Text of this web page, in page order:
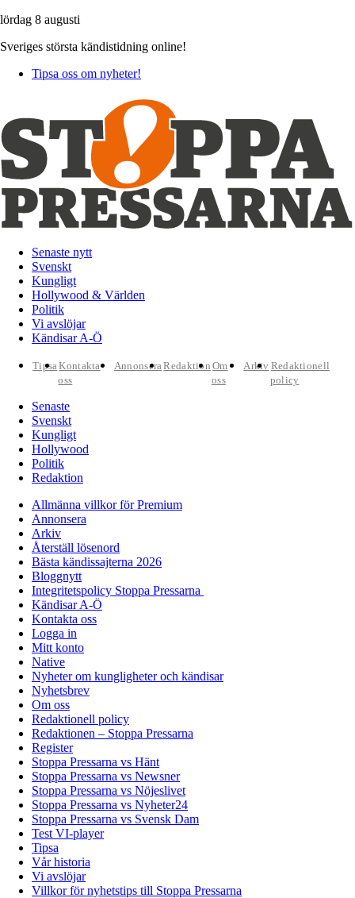
lördag 8 augusti
Sveriges största kändistidning online!
Tipsa oss om nyheter!
Senaste nytt
Svenskt
Kungligt
Hollywood & Världen
Politik
Vi avslöjar
Kändisar A-Ö
TipsaKontakta
oss
AnnonseraRedaktion Om
oss
Arkiv Redaktionell
policy
Senaste
Svenskt
Kungligt
Hollywood
Politik
Redaktion
Allmänna villkor för Premium
Annonsera
Arkiv
Återställ lösenord
Bästa kändissajterna 2026
Bloggnytt
Integritetspolicy Stoppa Pressarna
Kändisar A-Ö
Kontakta oss
Logga in
Mitt konto
Native
Nyheter om kungligheter och kändisar
Nyhetsbrev
Om oss
Redaktionell policy
Redaktionen – Stoppa Pressarna
Register
Stoppa Pressarna vs Hänt
Stoppa Pressarna vs Newsner
Stoppa Pressarna vs Nöjeslivet
Stoppa Pressarna vs Nyheter24
Stoppa Pressarna vs Svensk Dam
Test VI-player
Tipsa
Vår historia
Vi avslöjar
Villkor för nyhetstips till Stoppa Pressarna